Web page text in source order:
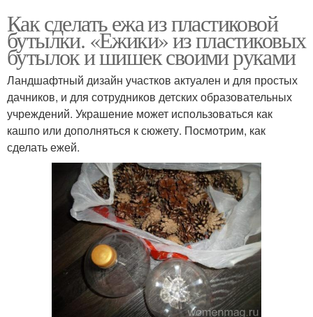
Как сделать ежа из пластиковой
бутылки. «Ежики» из пластиковых
бутылок и шишек своими руками
Ландшафтный дизайн участков актуален и для простых
дачников, и для сотрудников детских образовательных
учреждений. Украшение может использоваться как
кашпо или дополняться к сюжету. Посмотрим, как
сделать ежей.